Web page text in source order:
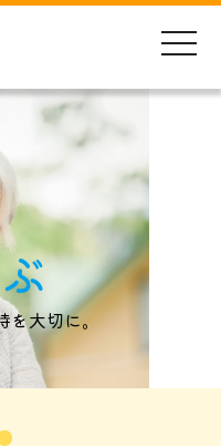
toggle
を大切に。